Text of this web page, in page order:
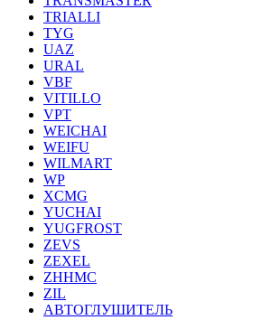
TRIALLI
TYG
UAZ
URAL
VBF
VITILLO
VPT
WEICHAI
WEIFU
WILMART
WP
XCMG
YUCHAI
YUGFROST
ZEVS
ZEXEL
ZHHMC
ZIL
АВТОГЛУШИТЕЛЬ